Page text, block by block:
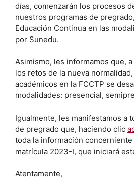
días, comenzarán los procesos
nuestros programas de
Educación Continua en las
por Sunedu.
Asimismo, les informamos que,
los retos de la nueva
académicos en la FCCTP se
modalidades: presencial,
Igualmente, les manifestamos a
de pregrado que, haciendo clic
toda la información
matrícula 2023-I, que iniciará
Atentamente,